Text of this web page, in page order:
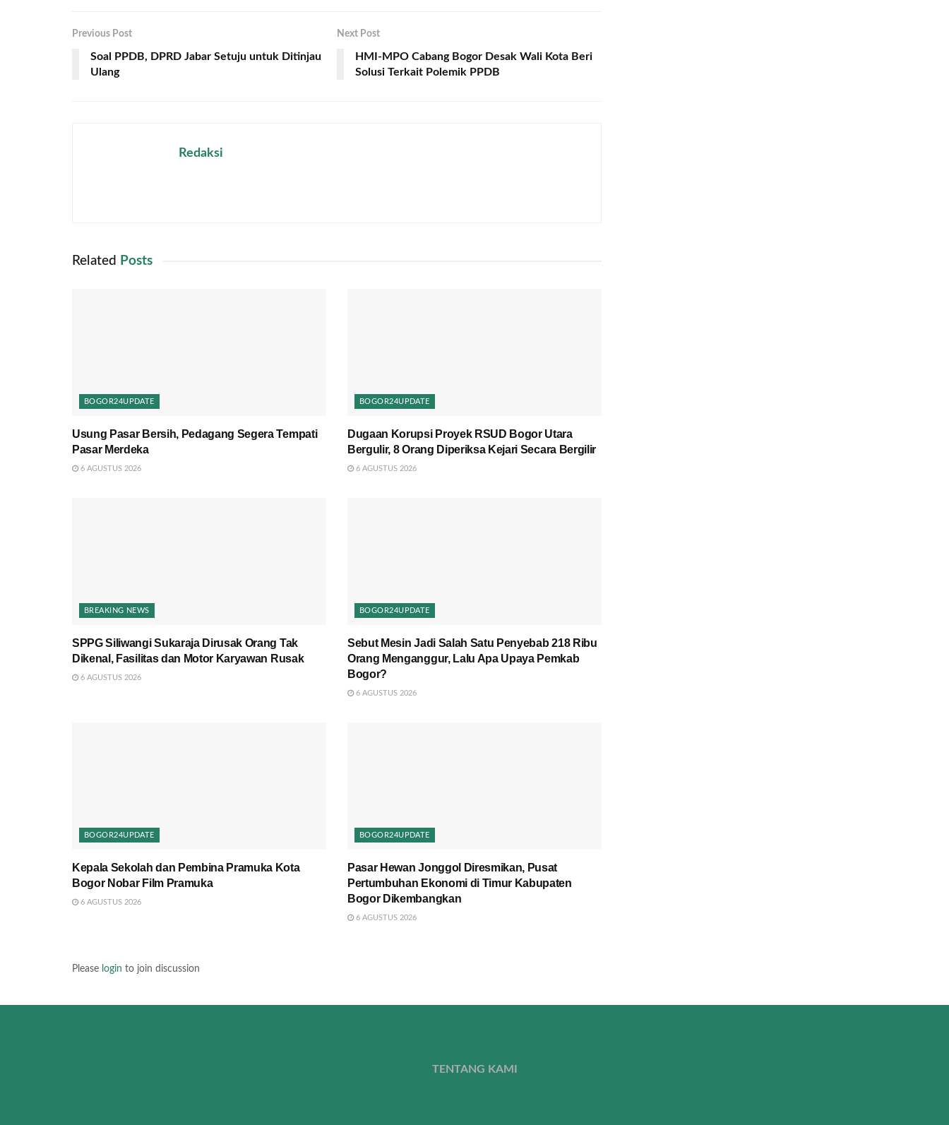
Previous Post
Soal PPDB, DPRD Jabar Setuju untuk Ditinjau
Ulang
Next Post
HMI-MPO Cabang Bogor Desak Wali Kota Beri
Solusi Terkait Polemik PPDB
Redaksi
Related Posts
BOGOR24UPDATE
Usung Pasar Bersih, Pedagang Segera Tempati
Pasar Merdeka
6 AGUSTUS 2026
BOGOR24UPDATE
Dugaan Korupsi Proyek RSUD Bogor Utara
Bergulir, 8 Orang Diperiksa Kejari Secara Bergilir
6 AGUSTUS 2026
BREAKING NEWS
SPPG Siliwangi Sukaraja Dirusak Orang Tak
Dikenal, Fasilitas dan Motor Karyawan Rusak
6 AGUSTUS 2026
BOGOR24UPDATE
Sebut Mesin Jadi Salah Satu Penyebab 218 Ribu
Orang Menganggur, Lalu Apa Upaya Pemkab
Bogor?
6 AGUSTUS 2026
BOGOR24UPDATE
Kepala Sekolah dan Pembina Pramuka Kota
Bogor Nobar Film Pramuka
6 AGUSTUS 2026
BOGOR24UPDATE
Pasar Hewan Jonggol Diresmikan, Pusat
Pertumbuhan Ekonomi di Timur Kabupaten
Bogor Dikembangkan
6 AGUSTUS 2026
Please login to join discussion
TENTANG KAMI